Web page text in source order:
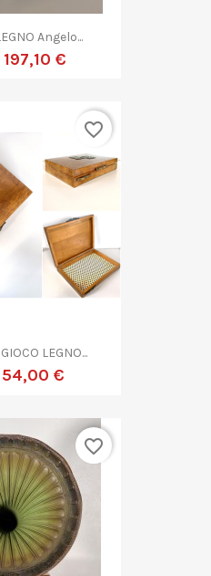
Angelo...
197,10 €
LEGNO...
54,00 €
favorite_border
favorite_border